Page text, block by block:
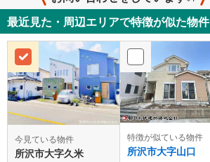
最近見た・周辺エリアで特徴が似た物件
今見ている物件
所沢市大字久米
特徴が似ている物件
所沢市大字山口